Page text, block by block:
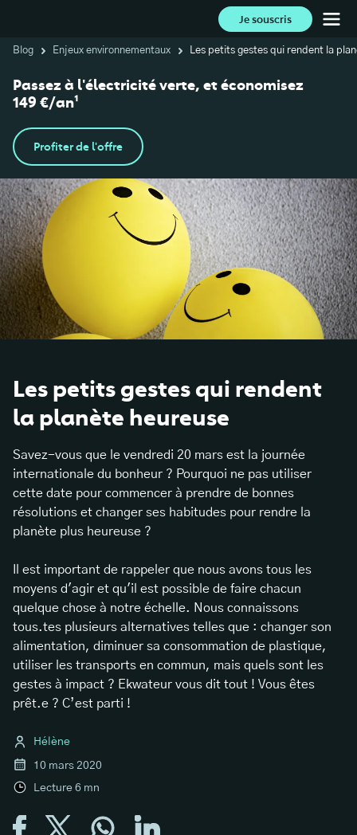
Je souscris
Blog Enjeux environnementaux Les petits gestes qui rendent la
Passez à l'électricité verte, et économisez
149 €/an¹
Profiter de l'offre
Les petits gestes qui rendent
la planète heureuse
Savez-vous que le vendredi 20 mars est la journée
internationale du bonheur ? Pourquoi ne pas utiliser
cette date pour commencer à prendre de bonnes
résolutions et changer ses habitudes pour rendre la
planète plus heureuse ?
Il est important de rappeler que nous avons tous les
moyens d'agir et qu'il est possible de faire chacun
quelque chose à notre échelle. Nous connaissons
tous.tes plusieurs alternatives telles que : changer son
alimentation, diminuer sa consommation de plastique,
utiliser les transports en commun, mais quels sont les
gestes à impact ? Ekwateur vous dit tout ! Vous êtes
prêt.e ? C’est parti !
Hélène
10 mars 2020
Lecture 6 mn